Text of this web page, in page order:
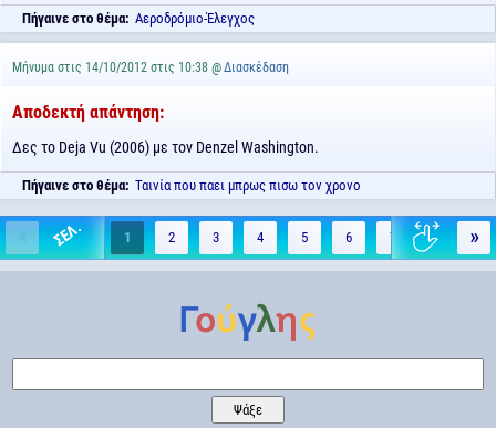
Πήγαινε στο θέμα: Αεροδρόμιο-Έλεγχος
Μήνυμα στις 14/10/2012 στις 10:38 @Διασκέδαση
Αποδεκτή απάντηση:
Δες το Deja Vu (2006) με τον Denzel Washington.
Πήγαινε στο θέμα: Ταινία που παει μπρως πισω τον χρονο
1 2 3 4 5 6 7 8 9
»